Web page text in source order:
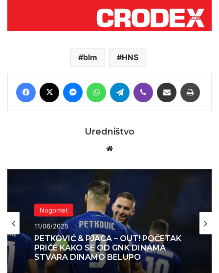
blm HNS
Facebook MessengerWhatsAppTelegram Viber Podijeli putem E-maila
Uredništvo
Nogomet
11/06/2025
PETKOVIĆ & PJACA – OUT! POČETAK
PRIČE KAKO SE OD GNK DINAMA
STVARA DINAMO BELUPO